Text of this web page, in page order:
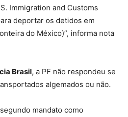
Immigration and Customs
deportar os detidos em
do México)”, informa nota
Brasil, a PF não respondeu se
algemados ou não.
mandato como